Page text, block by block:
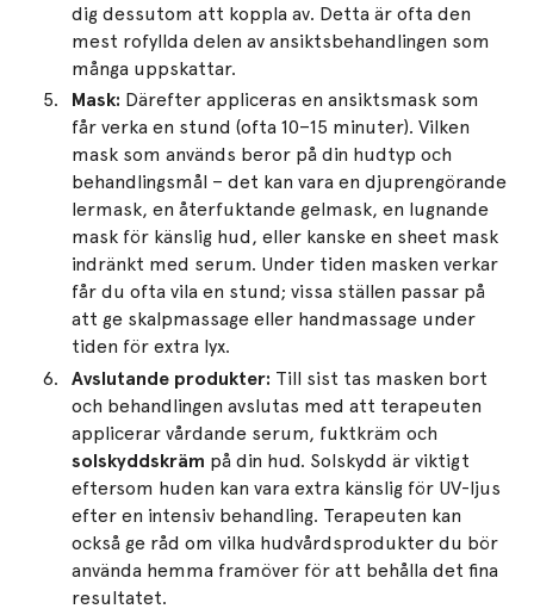
dig dessutom att koppla av. Detta är ofta den
mest rofyllda delen av ansiktsbehandlingen som
många uppskattar.
Mask: Därefter appliceras en ansiktsmask som
får verka en stund (ofta 10–15 minuter). Vilken
mask som används beror på din hudtyp och
behandlingsmål – det kan vara en djuprengörande
lermask, en återfuktande gelmask, en lugnande
mask för känslig hud, eller kanske en sheet mask
indränkt med serum​. Under tiden masken verkar
får du ofta vila en stund; vissa ställen passar på
att ge skalpmassage eller handmassage under
tiden för extra lyx.
Avslutande produkter: Till sist tas masken bort
och behandlingen avslutas med att terapeuten
applicerar vårdande serum, fuktkräm och
solskyddskräm på din hud. Solskydd är viktigt
eftersom huden kan vara extra känslig för UV-ljus
efter en intensiv behandling​. Terapeuten kan
också ge råd om vilka hudvårdsprodukter du bör
använda hemma framöver för att behålla det fina
resultatet.